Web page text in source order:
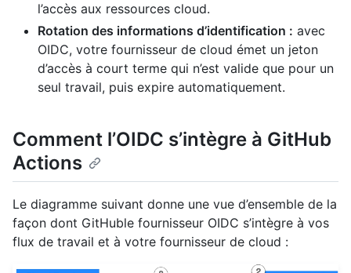
l’accès aux ressources cloud.
Rotation des informations d’identification : avec
OIDC, votre fournisseur de cloud émet un jeton
d’accès à court terme qui n’est valide que pour un
seul travail, puis expire automatiquement.
Comment l’OIDC s’intègre à GitHub
Actions
Le diagramme suivant donne une vue d’ensemble de la
façon dont GitHuble fournisseur OIDC s’intègre à vos
flux de travail et à votre fournisseur de cloud :